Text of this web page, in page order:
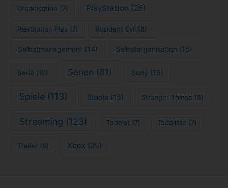
Organisation (7) PlayStation (26)
PlayStation Plus (7) Resident Evil (8)
Selbstmanagement (14) Selbstorganisation (15)
Serie (10) Serien (81) Sony (15)
Spiele (113) Stadia (15) Stranger Things (8)
Streaming (123) Todoist (7) Todoliste (7)
Trailer (9) Xbox (25)